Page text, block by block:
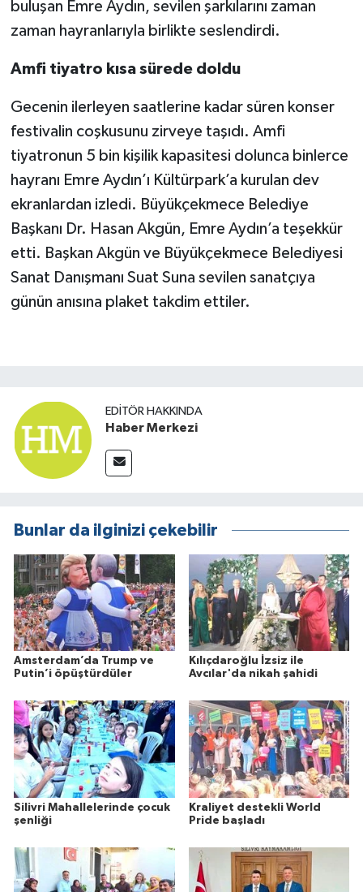
buluşan Emre Aydın, sevilen şarkılarını zaman
zaman hayranlarıyla birlikte seslendirdi.
Amfi tiyatro kısa sürede doldu
Gecenin ilerleyen saatlerine kadar süren konser
festivalin coşkusunu zirveye taşıdı. Amfi
tiyatronun 5 bin kişilik kapasitesi dolunca binlerce
hayranı Emre Aydın’ı Kültürpark’a kurulan dev
ekranlardan izledi. Büyükçekmece Belediye
Başkanı Dr. Hasan Akgün, Emre Aydın’a teşekkür
etti. Başkan Akgün ve Büyükçekmece Belediyesi
Sanat Danışmanı Suat Suna sevilen sanatçıya
günün anısına plaket takdim ettiler.
EDITÖR HAKKINDA
Haber Merkezi
Bunlar da ilginizi çekebilir
Amsterdam’da Trump ve
Putin’i öpüştürdüler
Kılıçdaroğlu İzsiz ile
Avcılar'da nikah şahidi
Silivri Mahallelerinde çocuk
şenliği
Kraliyet destekli World
Pride başladı